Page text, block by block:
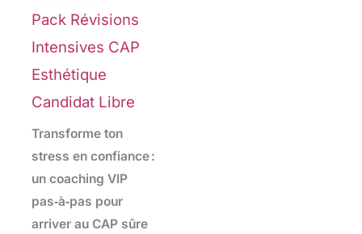
Pack Révisions
Intensives CAP
Esthétique
Candidat Libre
Transforme ton
stress en confiance :
un coaching VIP
pas‑à‑pas pour
arriver au CAP sûre